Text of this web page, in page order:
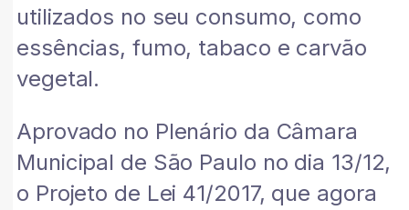
utilizados no seu consumo, como
essências, fumo, tabaco e carvão
vegetal.
Aprovado no Plenário da Câmara
Municipal de São Paulo no dia 13/12,
o Projeto de Lei 41/2017, que agora